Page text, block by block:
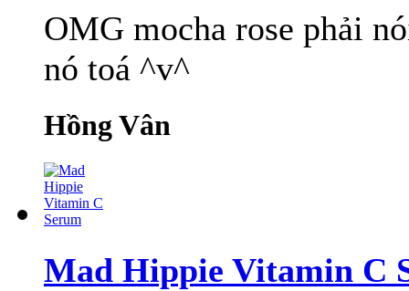
OMG mocha rose phải
nó toá ^v^
Hồng Vân
Mad Hippie Vitamin C